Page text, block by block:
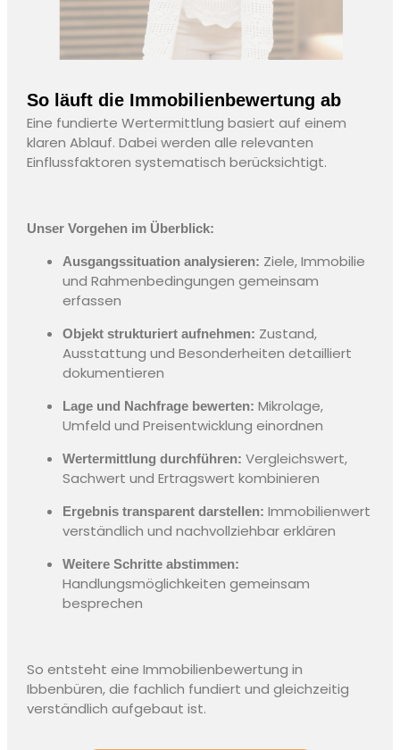
So läuft die Immobilienbewertung ab
Eine fundierte Wertermittlung basiert auf einem
klaren Ablauf. Dabei werden alle relevanten
Einflussfaktoren systematisch berücksichtigt.
Unser Vorgehen im Überblick:
Ausgangssituation analysieren: Ziele, Immobilie
und Rahmenbedingungen gemeinsam
erfassen
Objekt strukturiert aufnehmen: Zustand,
Ausstattung und Besonderheiten detailliert
dokumentieren
Lage und Nachfrage bewerten: Mikrolage,
Umfeld und Preisentwicklung einordnen
Wertermittlung durchführen: Vergleichswert,
Sachwert und Ertragswert kombinieren
Ergebnis transparent darstellen: Immobilienwert
verständlich und nachvollziehbar erklären
Weitere Schritte abstimmen:
Handlungsmöglichkeiten gemeinsam
besprechen
So entsteht eine Immobilienbewertung in
Ibbenbüren, die fachlich fundiert und gleichzeitig
verständlich aufgebaut ist.